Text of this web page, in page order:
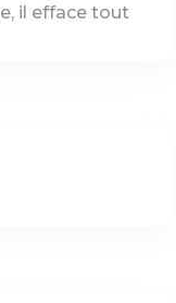
il efface tout